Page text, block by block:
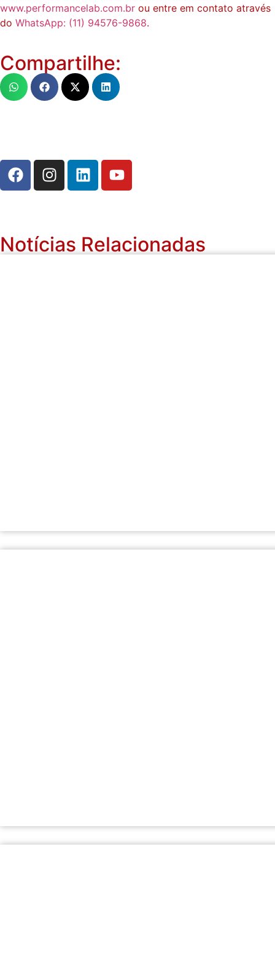
www.performancelab.com.br ou entre em contato através
do WhatsApp: (11) 94576-9868.
Compartilhe:
Notícias Relacionadas